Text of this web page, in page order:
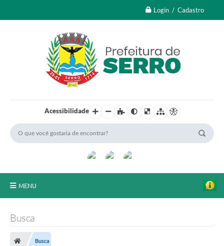
Login / Cadastro
Acessibilidade
MENU
Busca
Busca